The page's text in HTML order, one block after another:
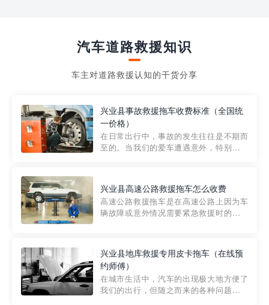
汽车道路救援知识
车主对道路救援认知的干货分享
兴业县事故救援拖车收费标准（全国统
一价格）
在日常出行中，事故的发生往往是不期而
至的。当我们的爱车遭遇意外，特别是在
细解析一下市区事故救援拖车的收费标
准，以及在选用拖车服务时应注...
兴业县高速公路救援拖车怎么收费
高速公路救援拖车是在高速公路上因为车
辆故障或意外情况需要紧急救援时的必备
路救援拖车的收费标准是由当地交通管理
部门制定的。起步价通...
兴业县地库救援专用皮卡拖车（在线预
约师傅）
在城市生活中，汽车的出现极大地方便了
我们的出行，但随之而来的各种问题也让